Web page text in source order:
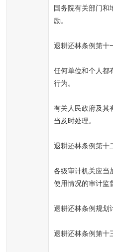
国务院有关部门和
励。
退耕还林条例第十
任何单位和个人都
行为。
有关人民政府及其
当及时处理。
退耕还林条例第十
各级审计机关应当
使用情况的审计监
退耕还林条例规划
退耕还林条例第十